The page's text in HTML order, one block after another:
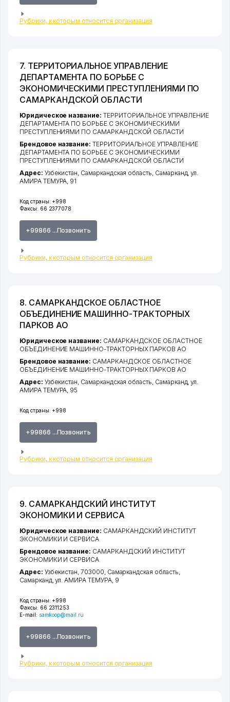
Рубрики, к которым относится организация
7. ТЕРРИТОРИАЛЬНОЕ УПРАВЛЕНИЕ
ДЕПАРТАМЕНТА ПО БОРЬБЕ С
ЭКОНОМИЧЕСКИМИ ПРЕСТУПЛЕНИЯМИ ПО
САМАРКАНДСКОЙ ОБЛАСТИ
Код страны: +998
Факсы: 66 2377078
+99866 ...Позвонить
Рубрики, к которым относится организация
Юридическое название: ТЕРРИТОРИАЛЬНОЕ УПРАВЛЕНИЕ
ДЕПАРТАМЕНТА ПО БОРЬБЕ С ЭКОНОМИЧЕСКИМИ
ПРЕСТУПЛЕНИЯМИ ПО САМАРКАНДСКОЙ ОБЛАСТИ
Брендовое название: ТЕРРИТОРИАЛЬНОЕ УПРАВЛЕНИЕ
ДЕПАРТАМЕНТА ПО БОРЬБЕ С ЭКОНОМИЧЕСКИМИ
ПРЕСТУПЛЕНИЯМИ ПО САМАРКАНДСКОЙ ОБЛАСТИ
Адрес: Узбекистан, Самаркандская область, Самарканд,ул.
АМИРА ТЕМУРА, 91
8. САМАРКАНДСКОЕ ОБЛАСТНОЕ
ОБЪЕДИНЕНИЕ МАШИННО-ТРАКТОРНЫХ
ПАРКОВ АО
Код страны: +998
+99866 ...Позвонить
Рубрики, к которым относится организация
Юридическое название: САМАРКАНДСКОЕ ОБЛАСТНОЕ
ОБЪЕДИНЕНИЕ МАШИННО-ТРАКТОРНЫХ ПАРКОВ АО
Брендовое название: САМАРКАНДСКОЕ ОБЛАСТНОЕ
ОБЪЕДИНЕНИЕ МАШИННО-ТРАКТОРНЫХ ПАРКОВ АО
Адрес: Узбекистан, Самаркандская область Самарканд ,ул.
АМИРА ТЕМУРА , 95
9. САМАРКАНДСКИЙ ИНСТИТУТ
ЭКОНОМИКИ И СЕРВИСА
Код страны: +998
Факсы: 66 2311253
E-mail: samkoop@mail.ru
+99866 ...Позвонить
Рубрики, к которым относится организация
Юридическое название: САМАРКАНДСКИЙ ИНСТИТУТ
ЭКОНОМИКИ И СЕРВИСА
Брендовое название: САМАРКАНДСКИЙ ИНСТИТУТ
ЭКОНОМИКИ И СЕРВИСА
Адрес: Узбекистан, 703000, Самаркандская область
Самарканд ,ул. АМИРА ТЕМУРА, 9